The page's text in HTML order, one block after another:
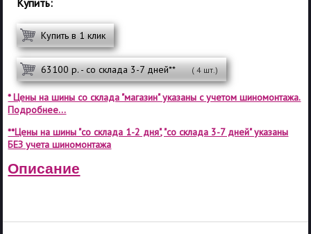
Купить в 1 клик
63100 р. - со склада 3-7 дней** ( 4 шт.)
* Цены на шины со склада "магазин" указаны с учетом шиномонтажа.
Подробнее...
**Цены на шины "со склада 1-2 дня", "со склада 3-7 дней" указаны
БЕЗ учета шиномонтажа
Описание